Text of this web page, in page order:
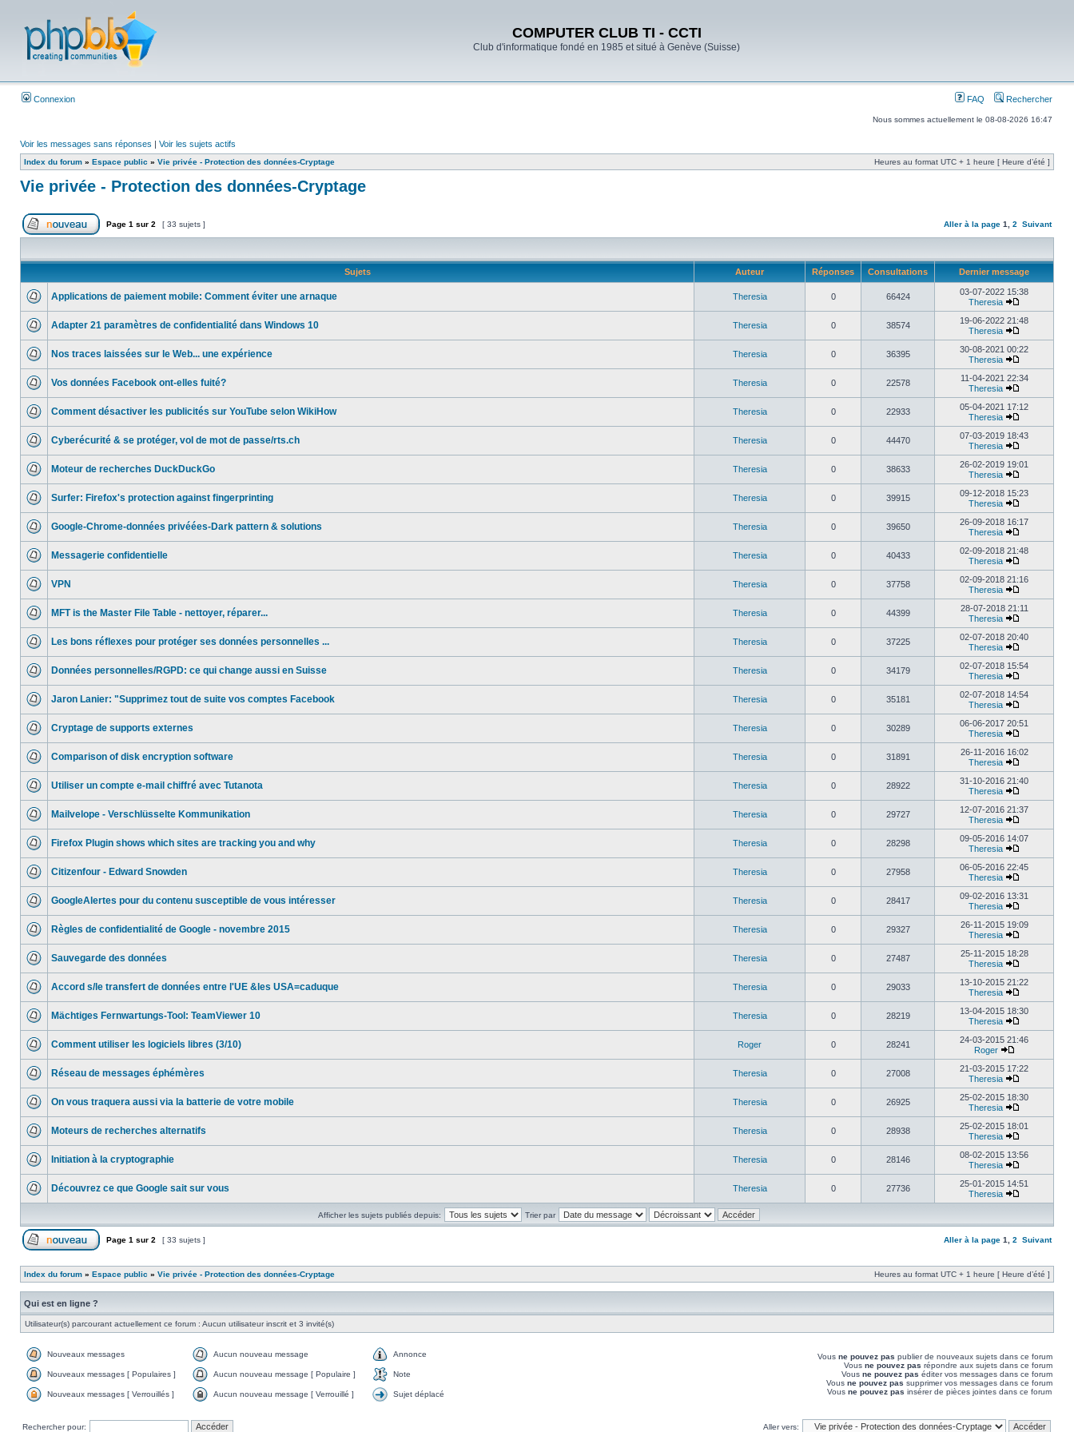
COMPUTER CLUB TI - CCTI
Club d'informatique fondé en 1985 et situé à Genève (Suisse)
Connexion FAQ Rechercher
Nous sommes actuellement le 08-08-2026 16:47
Voir les messages sans réponses | Voir les sujets actifs
Index du forum » Espace public » Vie privée - Protection des données-Cryptage Heures au format UTC + 1 heure [ Heure d’été ]
Vie privée - Protection des données-Cryptage
Page 1 sur 2 [ 33 sujets ] Aller à la page 1 2 Suivant
Sujets Auteur Réponses Consultations Dernier message
Applications de paiement mobile: Comment éviter une arnaque Theresia 0 66424
03-07-2022 15:38
Theresia
Adapter 21 paramètres de confidentialité dans Windows 10 Theresia 0 38574
19-06-2022 21:48
Theresia
Nos traces laissées sur le Web... une expérience Theresia 0 36395
30-08-2021 00:22
Theresia
Vos données Facebook ont-elles fuité? Theresia 0 22578
11-04-2021 22:34
Theresia
Comment désactiver les publicités sur YouTube selon WikiHow Theresia 0 22933
05-04-2021 17:12
Theresia
Cyberécurité & se protéger, vol de mot de passe/rts.ch Theresia 0 44470
07-03-2019 18:43
Theresia
Moteur de recherches DuckDuckGo Theresia 0 38633
26-02-2019 19:01
Theresia
Surfer: Firefox's protection against fingerprinting Theresia 0 39915
09-12-2018 15:23
Theresia
Google-Chrome-données privéées-Dark pattern & solutions Theresia 0 39650
26-09-2018 16:17
Theresia
Messagerie confidentielle Theresia 0 40433
02-09-2018 21:48
Theresia
VPN Theresia 0 37758
02-09-2018 21:16
Theresia
MFT is the Master File Table - nettoyer, réparer... Theresia 0 44399
28-07-2018 21:11
Theresia
Les bons réflexes pour protéger ses données personnelles ... Theresia 0 37225
02-07-2018 20:40
Theresia
Données personnelles/RGPD: ce qui change aussi en Suisse Theresia 0 34179
02-07-2018 15:54
Theresia
Jaron Lanier: "Supprimez tout de suite vos comptes Facebook Theresia 0 35181
02-07-2018 14:54
Theresia
Cryptage de supports externes Theresia 0 30289
06-06-2017 20:51
Theresia
Comparison of disk encryption software Theresia 0 31891
26-11-2016 16:02
Theresia
Utiliser un compte e-mail chiffré avec Tutanota Theresia 0 28922
31-10-2016 21:40
Theresia
Mailvelope - Verschlüsselte Kommunikation Theresia 0 29727
12-07-2016 21:37
Theresia
Firefox Plugin shows which sites are tracking you and why Theresia 0 28298
09-05-2016 14:07
Theresia
Citizenfour - Edward Snowden Theresia 0 27958
06-05-2016 22:45
Theresia
GoogleAlertes pour du contenu susceptible de vous intéresser Theresia 0 28417
09-02-2016 13:31
Theresia
Règles de confidentialité de Google - novembre 2015 Theresia 0 29327
26-11-2015 19:09
Theresia
Sauvegarde des données Theresia 0 27487
25-11-2015 18:28
Theresia
Accord s/le transfert de données entre l'UE &les USA=caduque Theresia 0 29033
13-10-2015 21:22
Theresia
Mächtiges Fernwartungs-Tool: TeamViewer 10 Theresia 0 28219
13-04-2015 18:30
Theresia
Comment utiliser les logiciels libres (3/10) Roger 0 28241
24-03-2015 21:46
Roger
Réseau de messages éphémères Theresia 0 27008
21-03-2015 17:22
Theresia
On vous traquera aussi via la batterie de votre mobile Theresia 0 26925
25-02-2015 18:30
Theresia
Moteurs de recherches alternatifs Theresia 0 28938
25-02-2015 18:01
Theresia
Initiation à la cryptographie Theresia 0 28146
08-02-2015 13:56
Theresia
Découvrez ce que Google sait sur vous Theresia 0 27736
25-01-2015 14:51
Theresia
Afficher les sujets publiés depuis: Trier par
Page 1 sur 2 [ 33 sujets ] Aller à la page 1 2 Suivant
Index du forum » Espace public » Vie privée - Protection des données-Cryptage Heures au format UTC + 1 heure [ Heure d’été ]
Qui est en ligne ?
Utilisateur(s) parcourant actuellement ce forum : Aucun utilisateur inscrit et 3 invité(s)
Nouveaux messages Aucun nouveau message Annonce
Nouveaux messages [ Populaires ] Aucun nouveau message [ Populaire ] Note
Nouveaux messages [ Verrouillés ] Aucun nouveau message [ Verrouillé ] Sujet déplacé
Vous ne pouvez pas publier de nouveaux sujets dans ce forum
Vous ne pouvez pas répondre aux sujets dans ce forum
Vous ne pouvez pas éditer vos messages dans ce forum
Vous ne pouvez pas supprimer vos messages dans ce forum
Vous ne pouvez pas insérer de pièces jointes dans ce forum
Rechercher pour: Aller vers: